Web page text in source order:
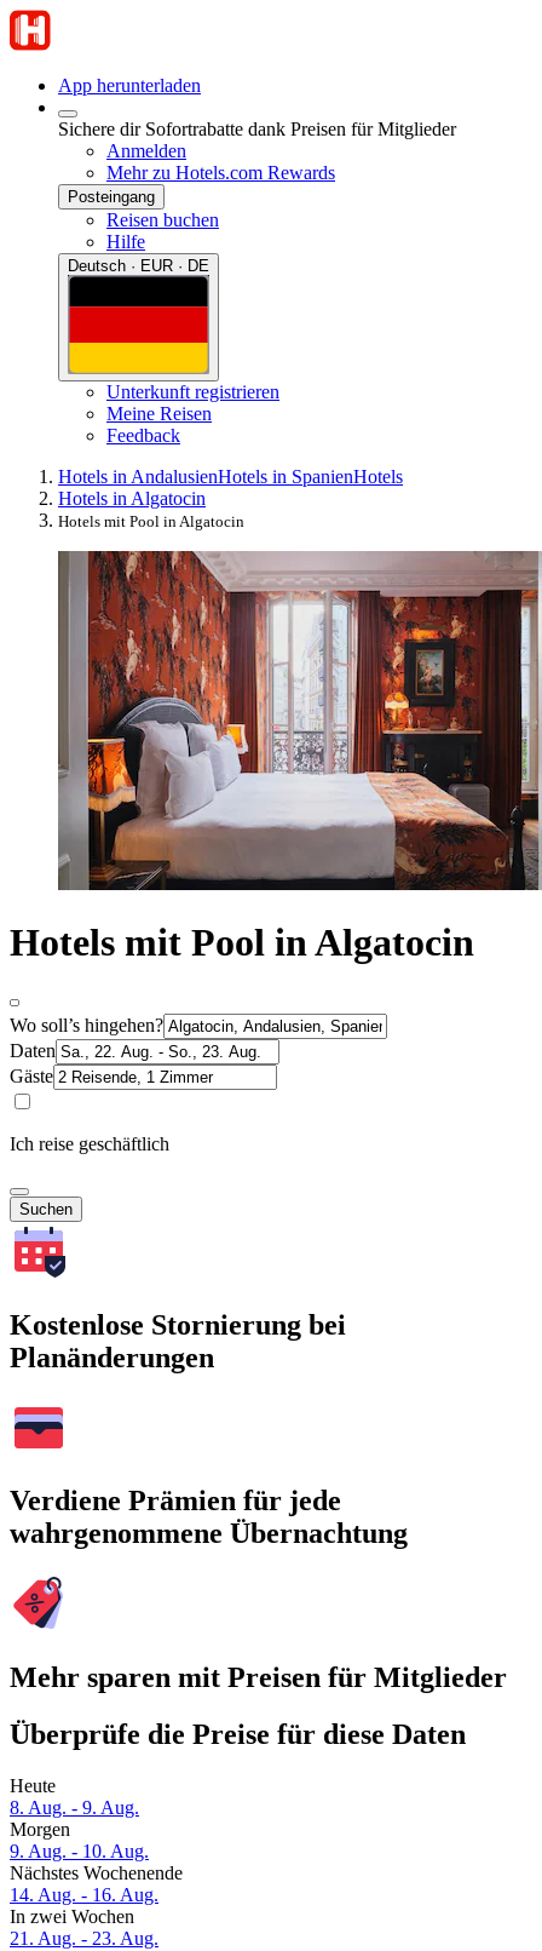
App herunterladen
Sichere dir Sofortrabatte dank Preisen für Mitglieder
Anmelden
Mehr zu Hotels.com Rewards
Posteingang
Reisen buchen
Hilfe
Deutsch · EUR · DE
Unterkunft registrieren
Meine Reisen
Feedback
Hotels in AndalusienHotels in SpanienHotels
Hotels in Algatocin
Hotels mit Pool in Algatocin
Hotels mit Pool in Algatocin
Wo soll’s hingehen?
Daten
Gäste
Ich reise geschäftlich
Suchen
Kostenlose Stornierung bei
Planänderungen
Verdiene Prämien für jede
wahrgenommene Übernachtung
Mehr sparen mit Preisen für Mitglieder
Überprüfe die Preise für diese Daten
Heute
8. Aug. - 9. Aug.
Morgen
9. Aug. - 10. Aug.
Nächstes Wochenende
14. Aug. - 16. Aug.
In zwei Wochen
21. Aug. - 23. Aug.